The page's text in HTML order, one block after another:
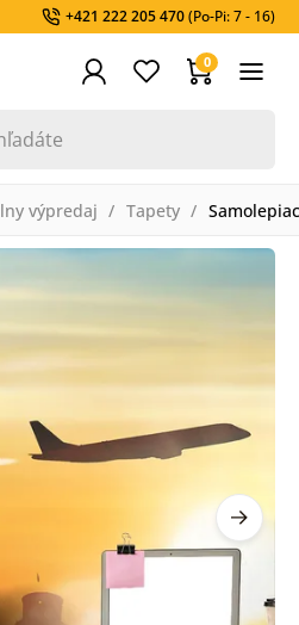
+421 222 205 470(Po-Pi: 7 - 16)
0
výpredaj Tapety